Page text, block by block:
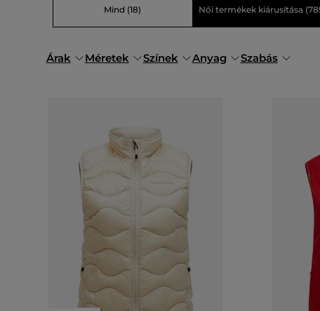
Mind (18) Női termékek kiárusítása
Árak Méretek Színek Anyag Szabás